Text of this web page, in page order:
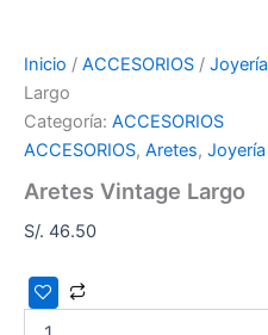
Inicio / ACCESORIOS / Joyería
Largo
Categoría: ACCESORIOS
ACCESORIOS, Aretes, Joyería
Aretes Vintage Largo
S/. 46.50